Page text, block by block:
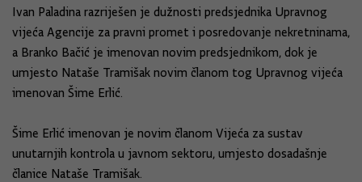
Ivan Paladina razriješen je dužnosti predsjednika Upravnog
vijeća Agencije za pravni promet i posredovanje nekretninama,
a Branko Bačić je imenovan novim predsjednikom, dok je
umjesto Nataše Tramišak novim članom tog Upravnog vijeća
imenovan Šime Erlić.
Šime Erlić imenovan je novim članom Vijeća za sustav
unutarnjih kontrola u javnom sektoru, umjesto dosadašnje
članice Nataše Tramišak.